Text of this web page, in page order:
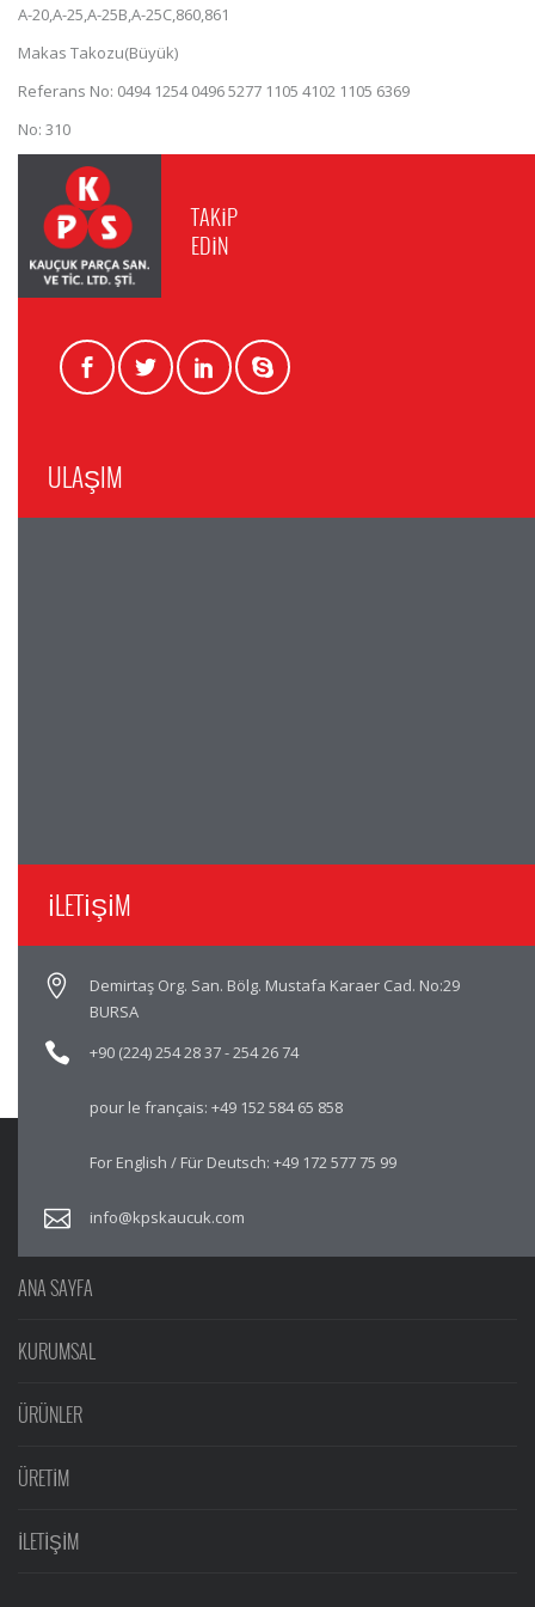
A-20,A-25,A-25B,A-25C,860,861
Makas Takozu(Büyük)
Referans No: 0494 1254 0496 5277 1105 4102 1105 6369
No: 310
TAKİP
EDİN
ULAŞIM
İLETİŞİM
Demirtaş Org. San. Bölg. Mustafa Karaer Cad. No:29
BURSA
+90 (224) 254 28 37-254 26 74
pour le français: +49 152 584 65 858
For English / Für Deutsch: +49 172 577 75 99
info@kpskaucuk.com
ANA SAYFA
KURUMSAL
ÜRÜNLER
ÜRETİM
İLETİŞİM